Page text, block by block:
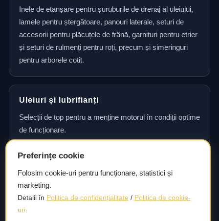
Inele de etanșare pentru șuruburile de drenaj al uleiului,
lamele pentru ștergătoare, panouri laterale, seturi de
accesorii pentru plăcuțele de frână, garnituri pentru etrier
și seturi de rulmenți pentru roți, precum și simeringuri
pentru arborele cotit.
Uleiuri și lubrifianți
Selecții de top pentru a menține motorul în condiții optime
de funcționare.
Consultanță și asistență tehnică
Consultanță și asistență tehnică pentru alegerea pieselor
potrivite și efectuarea reparațiilor sau întreținerii corecte.
Preferințe cookie
Folosim cookie-uri pentru funcționare, statistici și
marketing.
Detalii în Politica de confidențialitate / Politica de cookie-
uri.